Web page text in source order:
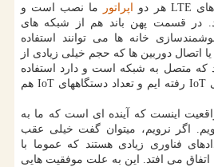
اپراتور
ما نصب است و
در قسمت پهن باند هم از شبکه های
خانه ها می توانند استفاده
یا اتصال دوربین ها که حجم خیلی زیادی از
که متصل به شبکه است و دارد استفاده
می شود؛ ازاین رو به سوی IoT رفته ایم و تعداد دستگاههای IoT هم
اینست که آینده ای است که ما به
اگر نرویم، میتوان گفت خیلی عقب
فناوری زیادی هستند که عموما با
می افتد. این به علت موفقیت هایی